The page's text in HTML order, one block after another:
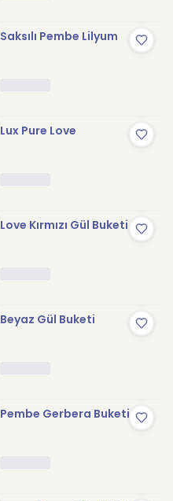
Saksılı Pembe Lilyum
Lux Pure Love
Love Kırmızı Gül Buketi
Beyaz Gül Buketi
Pembe Gerbera Buketi